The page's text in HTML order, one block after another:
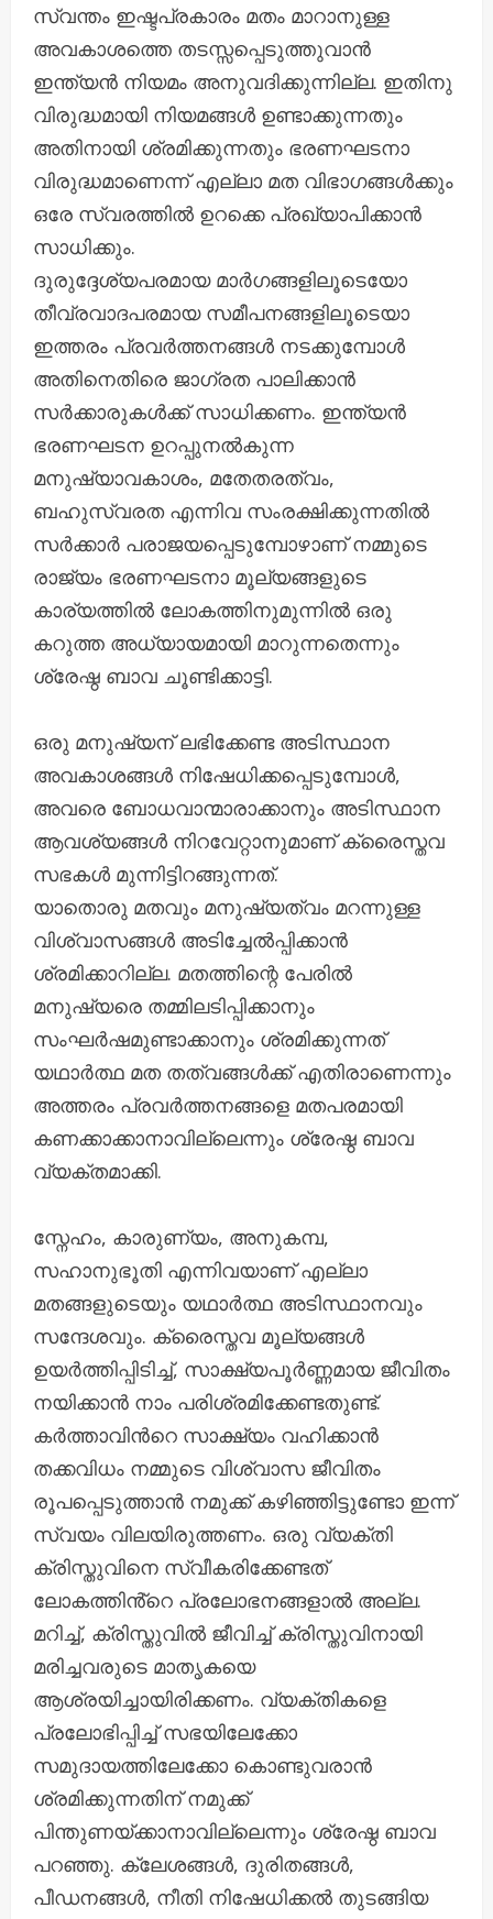
സ്വന്തം ഇഷ്ടപ്രകാരം മതം മാറാനുള്ള
അവകാശത്തെ തടസ്സപ്പെടുത്തുവാൻ
ഇന്ത്യൻ നിയമം അനുവദിക്കുന്നില്ല. ഇതിനു
വിരുദ്ധമായി നിയമങ്ങൾ ഉണ്ടാക്കുന്നതും
അതിനായി ശ്രമിക്കുന്നതും ഭരണഘടനാ
വിരുദ്ധമാണെന്ന് എല്ലാ മത വിഭാഗങ്ങൾക്കും
ഒരേ സ്വരത്തിൽ ഉറക്കെ പ്രഖ്യാപിക്കാൻ
സാധിക്കും.
ദുരുദ്ദേശ്യപരമായ മാർഗങ്ങളിലൂടെയോ
തീവ്രവാദപരമായ സമീപനങ്ങളിലൂടെയാ
ഇത്തരം പ്രവർത്തനങ്ങൾ നടക്കുമ്പോൾ
അതിനെതിരെ ജാഗ്രത പാലിക്കാൻ
സർക്കാരുകൾക്ക് സാധിക്കണം. ഇന്ത്യൻ
ഭരണഘടന ഉറപ്പുനൽകുന്ന
മനുഷ്യാവകാശം, മതേതരത്വം,
ബഹുസ്വരത എന്നിവ സംരക്ഷിക്കുന്നതിൽ
സർക്കാർ പരാജയപ്പെടുമ്പോഴാണ് നമ്മുടെ
രാജ്യം ഭരണഘടനാ മൂല്യങ്ങളുടെ
കാര്യത്തിൽ ലോകത്തിനുമുന്നിൽ ഒരു
കറുത്ത അധ്യായമായി മാറുന്നതെന്നും
ശ്രേഷ്ഠ ബാവ ചൂണ്ടിക്കാട്ടി.
ഒരു മനുഷ്യന് ലഭിക്കേണ്ട അടിസ്ഥാന
അവകാശങ്ങൾ നിഷേധിക്കപ്പെടുമ്പോൾ,
അവരെ ബോധവാന്മാരാക്കാനും അടിസ്ഥാന
ആവശ്യങ്ങൾ നിറവേറ്റാനുമാണ് ക്രൈസ്തവ
സഭകൾ മുന്നിട്ടിറങ്ങുന്നത്.
യാതൊരു മതവും മനുഷ്യത്വം മറന്നുള്ള
വിശ്വാസങ്ങൾ അടിച്ചേൽപ്പിക്കാൻ
ശ്രമിക്കാറില്ല. മതത്തിന്റെ പേരിൽ
മനുഷ്യരെ തമ്മിലടിപ്പിക്കാനും
സംഘർഷമുണ്ടാക്കാനും ശ്രമിക്കുന്നത്
യഥാർത്ഥ മത തത്വങ്ങൾക്ക് എതിരാണെന്നും
അത്തരം പ്രവർത്തനങ്ങളെ മതപരമായി
കണക്കാക്കാനാവില്ലെന്നും ശ്രേഷ്ഠ ബാവ
വ്യക്തമാക്കി.
സ്നേഹം, കാരുണ്യം, അനുകമ്പ,
സഹാനുഭൂതി എന്നിവയാണ് എല്ലാ
മതങ്ങളുടെയും യഥാർത്ഥ അടിസ്ഥാനവും
സന്ദേശവും. ക്രൈസ്തവ മൂല്യങ്ങൾ
ഉയർത്തിപ്പിടിച്ച്, സാക്ഷ്യപൂർണ്ണമായ ജീവിതം
നയിക്കാൻ നാം പരിശ്രമിക്കേണ്ടതുണ്ട്.
കർത്താവിന്‍റെ സാക്ഷ്യം വഹിക്കാൻ
തക്കവിധം നമ്മുടെ വിശ്വാസ ജീവിതം
രൂപപ്പെടുത്താൻ നമുക്ക് കഴിഞ്ഞിട്ടുണ്ടോ ഇന്ന്
സ്വയം വിലയിരുത്തണം. ഒരു വ്യക്തി
ക്രിസ്തുവിനെ സ്വീകരിക്കേണ്ടത്
ലോകത്തിൻ്റെ പ്രലോഭനങ്ങളാൽ അല്ല.
മറിച്ച്, ക്രിസ്തുവിൽ ജീവിച്ച് ക്രിസ്തുവിനായി
മരിച്ചവരുടെ മാതൃകയെ
ആശ്രയിച്ചായിരിക്കണം. വ്യക്തികളെ
പ്രലോഭിപ്പിച്ച് സഭയിലേക്കോ
സമുദായത്തിലേക്കോ കൊണ്ടുവരാൻ
ശ്രമിക്കുന്നതിന് നമുക്ക്
പിന്തുണയ്ക്കാനാവില്ലെന്നും ശ്രേഷ്ഠ ബാവ
പറഞ്ഞു. ക്ലേശങ്ങൾ, ദുരിതങ്ങൾ,
പീഡനങ്ങൾ, നീതി നിഷേധിക്കൽ തുടങ്ങിയ